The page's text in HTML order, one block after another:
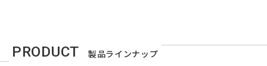
PRODUCT 製品ラインナップ